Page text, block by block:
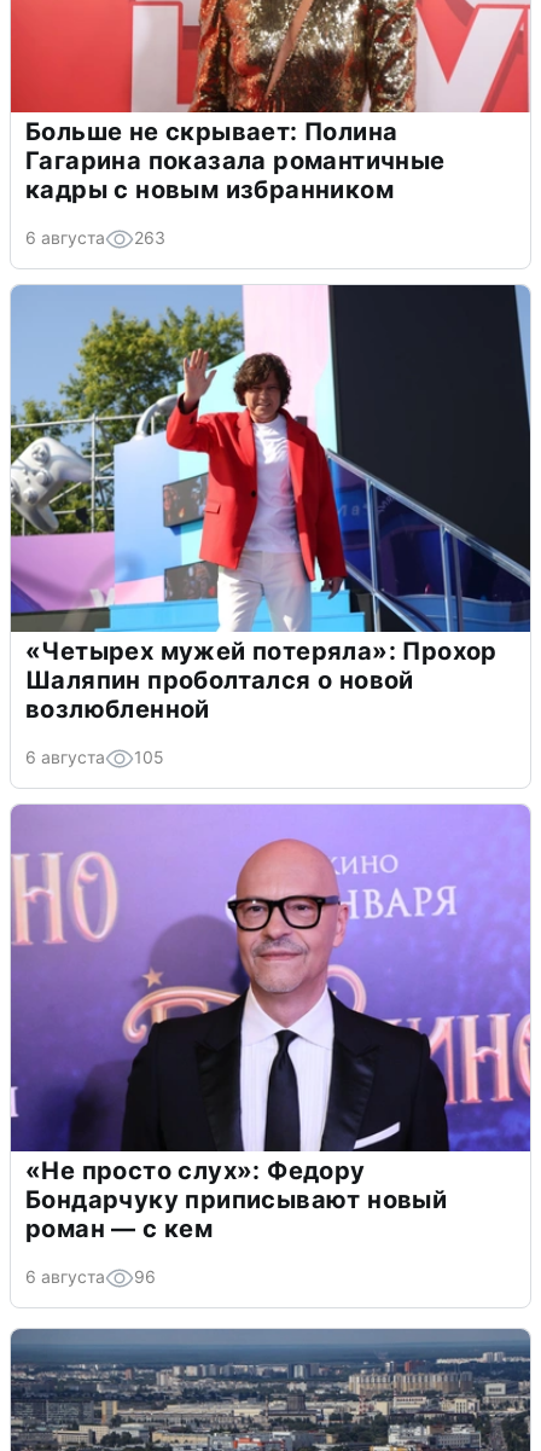
Больше не скрывает: Полина
Гагарина показала романтичные
кадры с новым избранником
6 августа 263
«Четырех мужей потеряла»: Прохор
Шаляпин проболтался о новой
возлюбленной
6 августа 105
«Не просто слух»: Федору
Бондарчуку приписывают новый
роман — с кем
6 августа 96